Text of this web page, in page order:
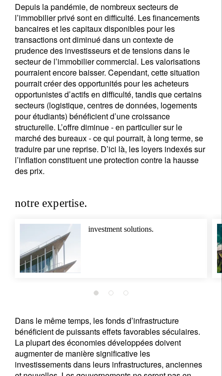
Depuis la pandémie, de nombreux secteurs de
l’immobilier privé sont en difficulté. Les financements
bancaires et les capitaux disponibles pour les
transactions ont diminué dans un contexte de
prudence des investisseurs et de tensions dans le
secteur de l’immobilier commercial. Les valorisations
pourraient encore baisser. Cependant, cette situation
pourrait créer des opportunités pour les acheteurs
opportunistes d’actifs en difficulté, tandis que certains
secteurs (logistique, centres de données, logements
pour étudiants) bénéficient d’une croissance
structurelle. L’offre diminue - en particulier sur le
marché des bureaux - ce qui pourrait, à long terme, se
traduire par une reprise. D’ici là, les loyers indexés sur
l’inflation constituent une protection contre la hausse
des prix.
notre expertise.
investment solutions.
Dans le même temps, les fonds d’infrastructure
bénéficient de puissants effets favorables séculaires.
La plupart des économies développées doivent
augmenter de manière significative les
investissements dans leurs infrastructures, anciennes